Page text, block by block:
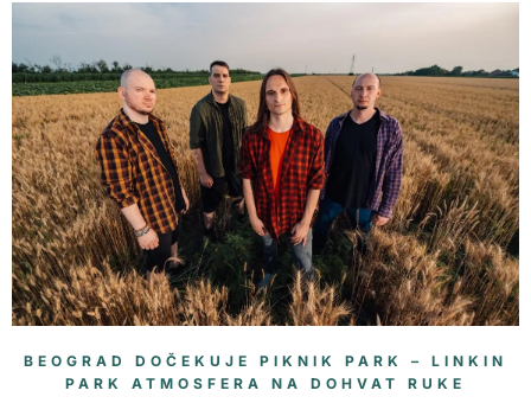
BEOGRAD DOČEKUJE PIKNIK PARK – LINKIN
PARK ATMOSFERA NA DOHVAT RUKE